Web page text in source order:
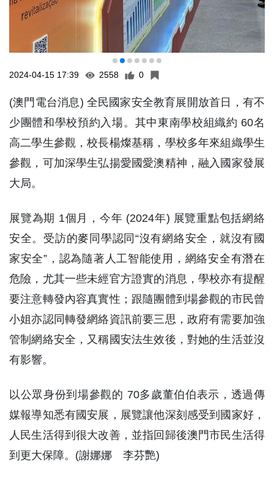
2024-04-15 17:39 2558 0
(澳門電台消息) 全民國家安全教育展開放首日，有不
少團體和學校預約入場。其中東南學校組織約 60名
高二學生參觀，校長楊燦基稱，學校多年來組織學生
參觀，可加深學生弘揚愛國愛澳精神，融入國家發展
大局。
展覽為期 1個月，今年 (2024年) 展覽重點包括網絡
安全。受訪的麥同學認同“沒有網絡安全，就沒有國
家安全”，認為隨著人工智能使用，網絡安全有潛在
危險，尤其一些未經官方證實的消息，學校亦有提醒
要注意轉發內容真實性；跟隨團體到場參觀的市民曾
小姐亦認同轉發網絡資訊前要三思，政府有需要加強
管制網絡安全，又稱國安法生效後，對她的生活並沒
有影響。
以公眾身份到場參觀的 70多歲董伯伯表示，透過傳
媒報導知悉有國安展，展覽讓他深刻感受到國家好，
人民生活得到很大改善，並指回歸後澳門市民生活得
到更大保障。(謝娜娜 李芬艷)